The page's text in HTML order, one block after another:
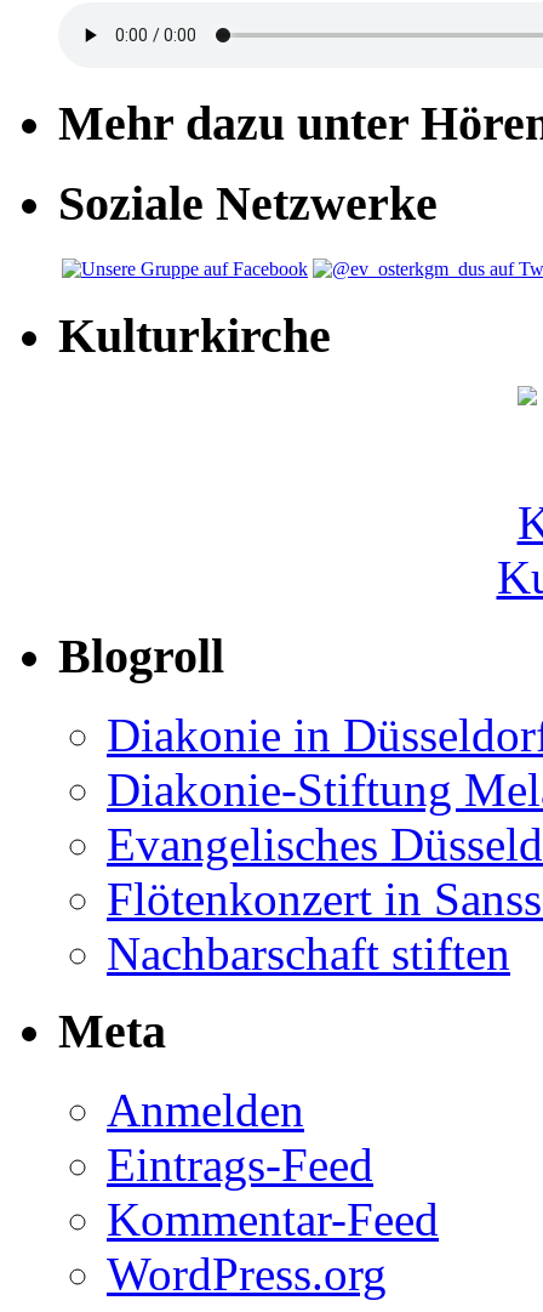
Mehr dazu unter
Soziale Netzwerke
Kulturkirche
Blogroll
Diakonie in
Diakonie-Stiftung
Evangelisches
Flötenkonzert in
Nachbarschaft stiften
Meta
Anmelden
Eintrags-Feed
Kommentar-Feed
WordPress.org